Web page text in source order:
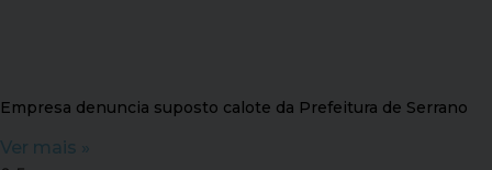
Empresa denuncia suposto calote da Prefeitura de Serrano
Ver mais »